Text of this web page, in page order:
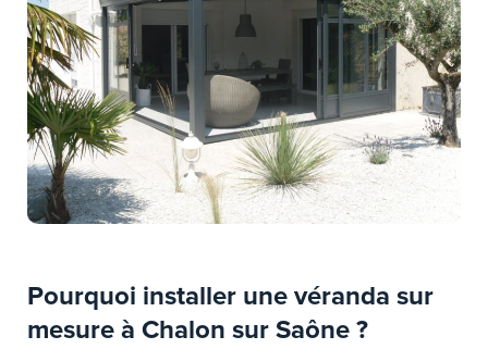
Pourquoi installer une véranda sur
mesure à Chalon sur Saône ?